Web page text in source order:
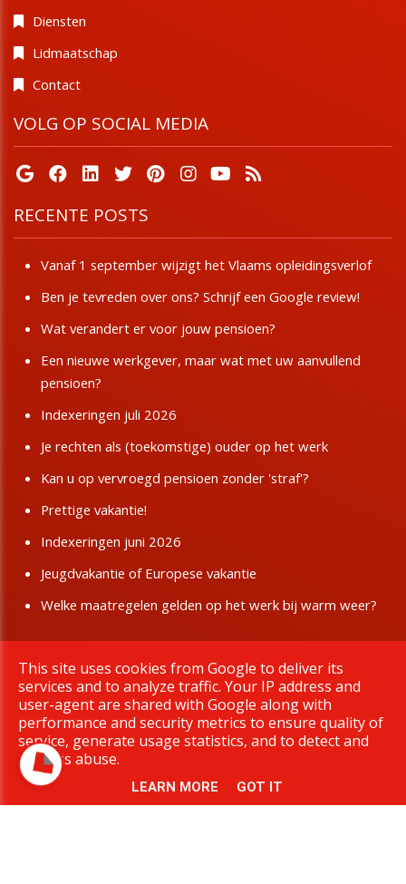
Diensten
Lidmaatschap
Contact
VOLG OP SOCIAL MEDIA
RECENTE POSTS
Vanaf 1 september wijzigt het Vlaams opleidingsverlof
Ben je tevreden over ons? Schrijf een Google review!
Wat verandert er voor jouw pensioen?
Een nieuwe werkgever, maar wat met uw aanvullend
pensioen?
Indexeringen juli 2026
Je rechten als (toekomstige) ouder op het werk
Kan u op vervroegd pensioen zonder 'straf'?
Prettige vakantie!
Indexeringen juni 2026
Jeugdvakantie of Europese vakantie
Welke maatregelen gelden op het werk bij warm weer?
Copyright © 2026 BBTK Limburg. All rights reserved.
Privacy & Cookies |UP-TO-DATE WebDesign
This site uses cookies from Google to deliver its
services and to analyze traffic. Your IP address and
user-agent are shared with Google along with
performance and security metrics to ensure quality of
service, generate usage statistics, and to detect and
address abuse.
LEARN MORE GOT IT